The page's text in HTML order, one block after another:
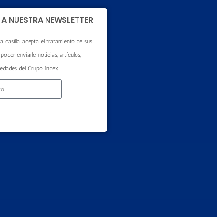
NUESTRA NEWSLETTER
casilla, acepta el tratamiento de sus
enviarle noticias, artículos,
del Grupo Index